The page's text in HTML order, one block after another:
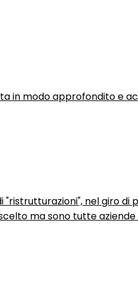
in modo approfondito
nel giro
ma sono tutte aziende